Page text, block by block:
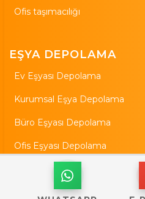
Ofis taşımacılığı
EŞYA DEPOLAMA
Ev Eşyası Depolama
Kurumsal Eşya Depolama
Büro Eşyası Depolama
Ofis Eşyası Depolama
Özel Eşya Depolama